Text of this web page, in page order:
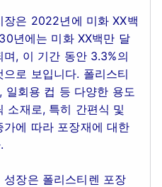
은 2022년에 미화 XX백
년에는 미화 XX백만 달
, 이 기간 동안 3.3%의
로 보입니다. 폴리스티
일회용 컵 등 다양한 용도
소재로, 특히 간편식 및
에 따라 포장재에 대한
장은 폴리스티렌 포장